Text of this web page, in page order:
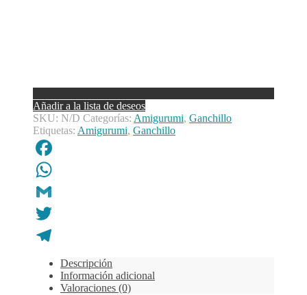
Añadir a la lista de deseos
SKU: N/D Categorías: Amigurumi, Ganchillo
Etiquetas: Amigurumi, Ganchillo
Facebook
WhatsApp
Gmail
Twitter
Telegram
Descripción
Información adicional
Valoraciones (0)